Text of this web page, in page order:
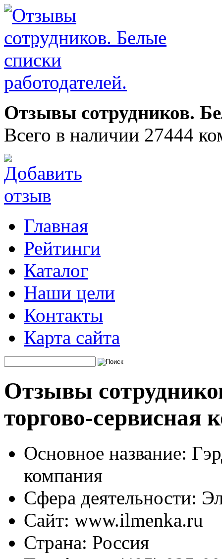
Отзывы сотрудников.
Всего в наличии 27444
Главная
Рейтинги
Каталог
Наши цели
Контакты
Карта сайта
Отзывы
торгово-сервисная
Основное название:
компания
Сфера деятельности:
Сайт: www.ilmenka.ru
Страна: Россия